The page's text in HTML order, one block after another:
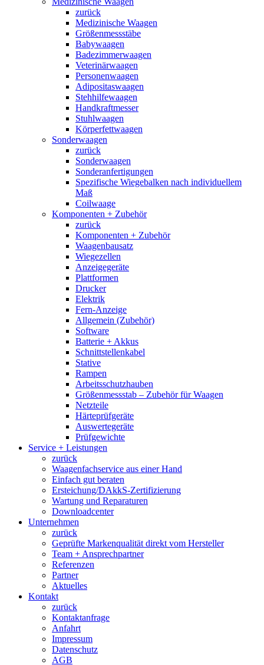
zurück
Medizinische Waagen
Größenmessstäbe
Babywaagen
Badezimmerwaagen
Veterinärwaagen
Personenwaagen
Adipositaswaagen
Stehhilfewaagen
Handkraftmesser
Stuhlwaagen
Körperfettwaagen
Sonderwaagen
zurück
Sonderwaagen
Sonderanfertigungen
Spezifische Wiegebalken nach individuellem
Maß
Coilwaage
Komponenten + Zubehör
zurück
Komponenten + Zubehör
Waagenbausatz
Wiegezellen
Anzeigegeräte
Plattformen
Drucker
Elektrik
Fern-Anzeige
Allgemein (Zubehör)
Software
Batterie + Akkus
Schnittstellenkabel
Stative
Rampen
Arbeitsschutzhauben
Größenmessstab – Zubehör für Waagen
Netzteile
Härteprüfgeräte
Auswertegeräte
Prüfgewichte
Service + Leistungen
zurück
Waagenfachservice aus einer Hand
Einfach gut beraten
Ersteichung/DAkkS-Zertifizierung
Wartung und Reparaturen
Downloadcenter
Unternehmen
zurück
Geprüfte Markenqualität direkt vom Hersteller
Team + Ansprechpartner
Referenzen
Partner
Aktuelles
Kontakt
zurück
Kontaktanfrage
Anfahrt
Impressum
Datenschutz
AGB